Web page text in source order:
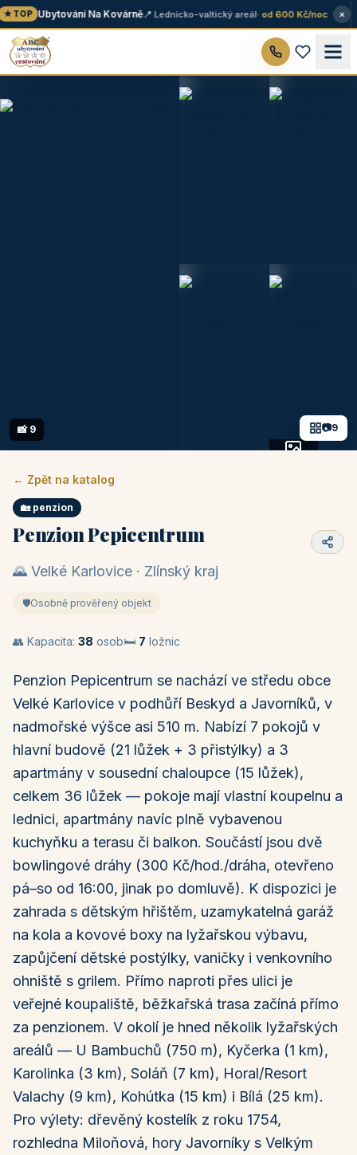
★ TOP Ubytování Na Kovárně📍 Lednicko-valtický areál· od 600 Kč/noc ×
📷9
📸 9
← Zpět na katalog
🏡 penzion
Penzion Pepicentrum
🌄 Velké Karlovice · Zlínský kraj
🛡️Osobně prověřený objekt
👥 Kapacita: 38 osob🛏️ 7 ložnic
Penzion Pepicentrum se nachází ve středu obce
Velké Karlovice v podhůří Beskyd a Javorníků, v
nadmořské výšce asi 510 m. Nabízí 7 pokojů v
hlavní budově (21 lůžek + 3 přistýlky) a 3
apartmány v sousední chaloupce (15 lůžek),
celkem 36 lůžek — pokoje mají vlastní koupelnu a
lednici, apartmány navíc plně vybavenou
kuchyňku a terasu či balkon. Součástí jsou dvě
bowlingové dráhy (300 Kč/hod./dráha, otevřeno
pá–so od 16:00, jinak po domluvě). K dispozici je
zahrada s dětským hřištěm, uzamykatelná garáž
na kola a kovové boxy na lyžařskou výbavu,
zapůjčení dětské postýlky, vaničky i venkovního
ohniště s grilem. Přímo naproti přes ulici je
veřejné koupaliště, běžkařská trasa začíná přímo
za penzionem. V okolí je hned několik lyžařských
areálů — U Bambuchů (750 m), Kyčerka (1 km),
Karolinka (3 km), Soláň (7 km), Horal/Resort
Valachy (9 km), Kohútka (15 km) i Bílá (25 km).
Pro výlety: dřevěný kostelík z roku 1754,
rozhledna Miloňová, hory Javorníky s Velkým